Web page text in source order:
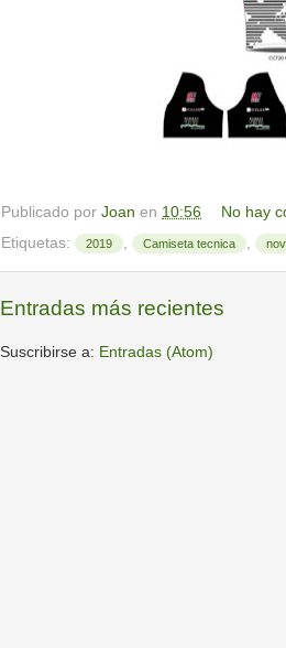
Publicado por Joan en 10:56
No hay
Etiquetas:
2019 Camiseta tecnica
Entradas más recientes
Suscribirse a: Entradas (Atom)